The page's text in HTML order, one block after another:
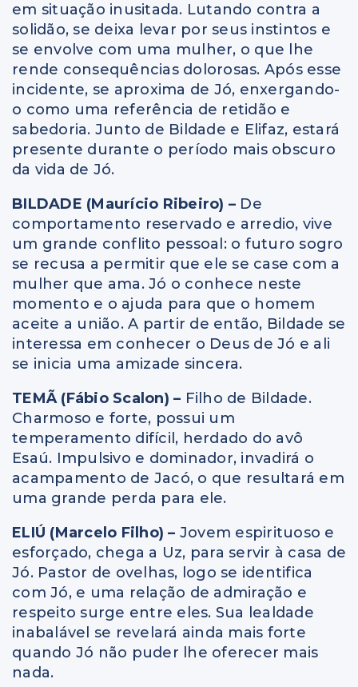
em situação inusitada. Lutando contra a
solidão, se deixa levar por seus instintos e
se envolve com uma mulher, o que lhe
rende consequências dolorosas. Após esse
incidente, se aproxima de Jó, enxergando-
o como uma referência de retidão e
sabedoria. Junto de Bildade e Elifaz, estará
presente durante o período mais obscuro
da vida de Jó.
BILDADE (Maurício Ribeiro) – De
comportamento reservado e arredio, vive
um grande conflito pessoal: o futuro sogro
se recusa a permitir que ele se case com a
mulher que ama. Jó o conhece neste
momento e o ajuda para que o homem
aceite a união. A partir de então, Bildade se
interessa em conhecer o Deus de Jó e ali
se inicia uma amizade sincera.
TEMÃ (Fábio Scalon) – Filho de Bildade.
Charmoso e forte, possui um
temperamento difícil, herdado do avô
Esaú. Impulsivo e dominador, invadirá o
acampamento de Jacó, o que resultará em
uma grande perda para ele.
ELIÚ (Marcelo Filho) – Jovem espirituoso e
esforçado, chega a Uz, para servir à casa de
Jó. Pastor de ovelhas, logo se identifica
com Jó, e uma relação de admiração e
respeito surge entre eles. Sua lealdade
inabalável se revelará ainda mais forte
quando Jó não puder lhe oferecer mais
nada.